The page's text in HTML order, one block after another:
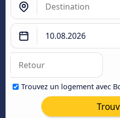
Trouvez un logement avec